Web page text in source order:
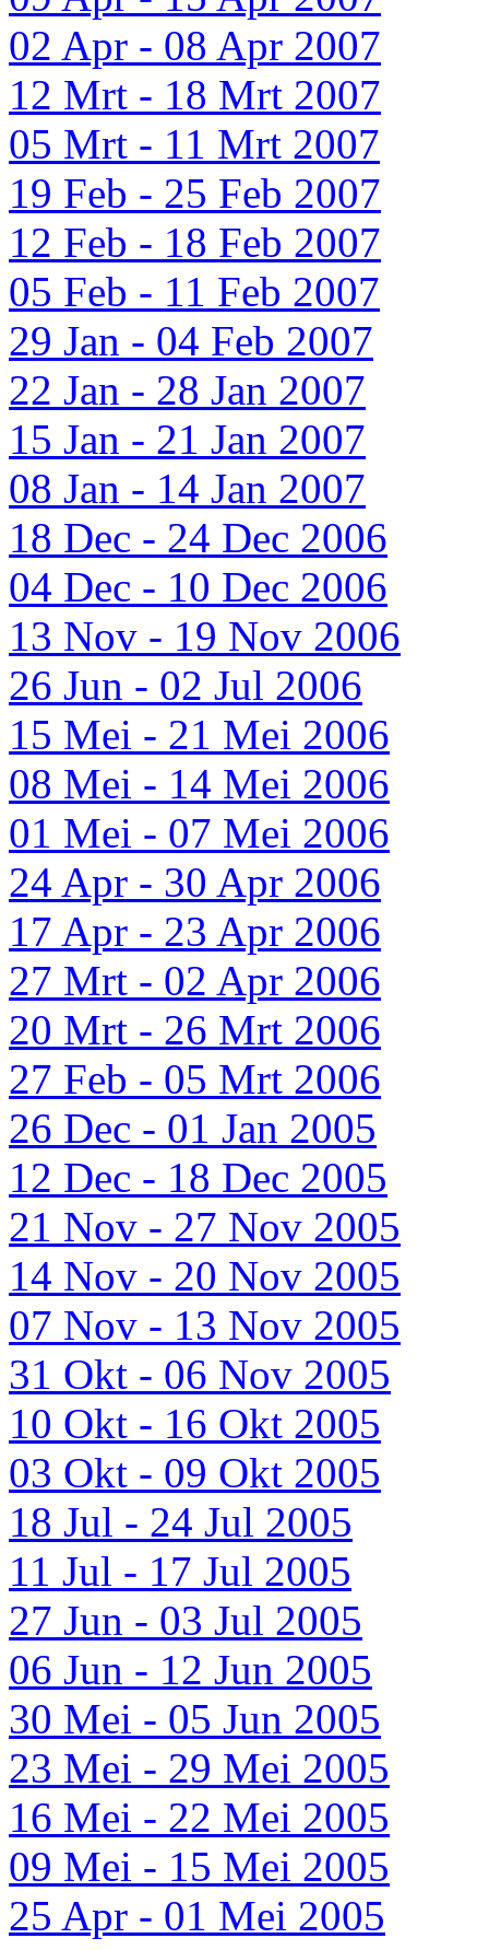
02 Apr - 08 Apr 2007
12 Mrt - 18 Mrt 2007
05 Mrt - 11 Mrt 2007
19 Feb - 25 Feb 2007
12 Feb - 18 Feb 2007
05 Feb - 11 Feb 2007
29 Jan - 04 Feb 2007
22 Jan - 28 Jan 2007
15 Jan - 21 Jan 2007
08 Jan - 14 Jan 2007
18 Dec - 24 Dec 2006
04 Dec - 10 Dec 2006
13 Nov - 19 Nov 2006
26 Jun - 02 Jul 2006
15 Mei - 21 Mei 2006
08 Mei - 14 Mei 2006
01 Mei - 07 Mei 2006
24 Apr - 30 Apr 2006
17 Apr - 23 Apr 2006
27 Mrt - 02 Apr 2006
20 Mrt - 26 Mrt 2006
27 Feb - 05 Mrt 2006
26 Dec - 01 Jan 2005
12 Dec - 18 Dec 2005
21 Nov - 27 Nov 2005
14 Nov - 20 Nov 2005
07 Nov - 13 Nov 2005
31 Okt - 06 Nov 2005
10 Okt - 16 Okt 2005
03 Okt - 09 Okt 2005
18 Jul - 24 Jul 2005
11 Jul - 17 Jul 2005
27 Jun - 03 Jul 2005
06 Jun - 12 Jun 2005
30 Mei - 05 Jun 2005
23 Mei - 29 Mei 2005
16 Mei - 22 Mei 2005
09 Mei - 15 Mei 2005
25 Apr - 01 Mei 2005